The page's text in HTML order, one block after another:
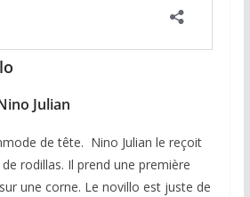
Julian
de tête. Nino Julian le reçoit
rodillas. Il prend une première
une corne. Le novillo est juste de